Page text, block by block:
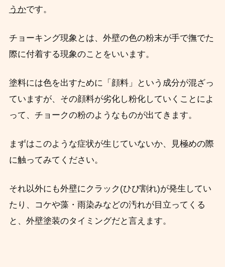
うかです。
チョーキング現象とは、外壁の色の粉末が手で撫でた
際に付着する現象のことをいいます。
塗料には色を出すために「顔料」という成分が混ざっ
ていますが、その顔料が劣化し粉化していくことによ
って、チョークの粉のようなものが出てきます。
まずはこのような症状が生じていないか、見極めの際
に触ってみてください。
それ以外にも外壁にクラック(ひび割れ)が発生してい
たり、コケや藻・雨染みなどの汚れが目立ってくる
と、外壁塗装のタイミングだと言えます。